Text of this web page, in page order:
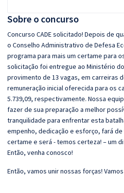
Sobre o concurso
Concurso CADE solicitado! Depois de
o Conselho Administrativo de Defesa
programa para mais um certame para
solicitação foi entregue ao Ministério
provimento de 13 vagas, em carreiras
remuneração inicial oferecida para os
5.739,09, respectivamente. Nossa
fazer de sua preparação a melhor
tranquilidade para enfrentar esta
empenho, dedicação e esforço, fará
certame e será - temos certeza! – um
Então, venha conosco!
Então, vamos unir nossas forças!